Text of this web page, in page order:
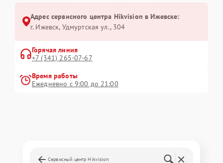
Адрес сервисного центра Hikvision в Ижевске:
г. Ижевск, Удмуртская ул., 304
Горячая линия
+7 (341) 265-07-67
Время работы
Ежедневно с 9:00 до 21:00
Сервисный центр Hikvision